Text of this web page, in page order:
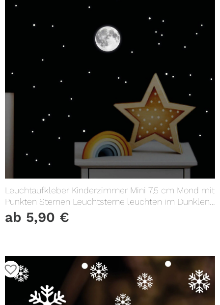
Leuchtaufkleber Kinderzimmer Mini 7,5 cm Mond mit
Punkten Sternen Leuchtsterne leuchten im Dunklen
Lichtschalter
ab 5,90 €